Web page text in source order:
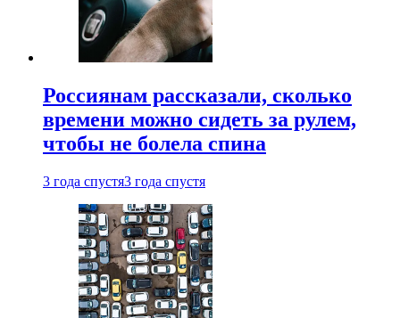
Россиянам рассказали, сколько
времени можно сидеть за рулем,
чтобы не болела спина
3 года спустя3 года спустя